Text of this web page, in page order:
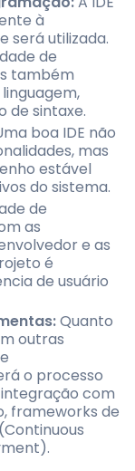
à
será utilizada.
de
também
de sintaxe.
boa IDE não
mas
estável
do sistema.
de
as
e as
é
de usuário
Quanto
outras
o processo
com
frameworks de